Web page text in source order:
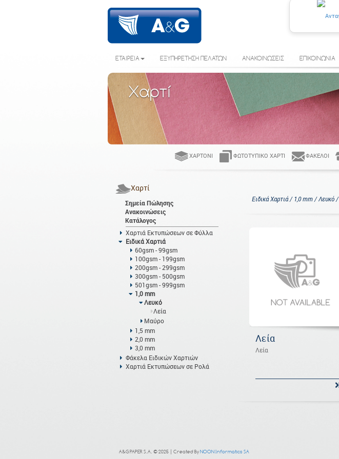
ΕΤΑΙΡΕΙΑ ΕΞΥΠΗΡΕΤΗΣΗ ΠΕΛΑΤΩΝ ΑΝΑΚΟΙΝΩΣΕΙΣ ΕΠΙΚΟΙΝΩΝΙΑ
Χαρτί
ΧΑΡΤΌΝΙ ΦΩΤΟΤΥΠΙΚΌ ΧΑΡΤΊ ΦΆΚΕΛΟΙ
Χαρτί
Σημεία Πώλησης
Ανακοινώσεις
Κατάλογος
Χαρτιά Εκτυπώσεων σε Φύλλα
Ειδικά Χαρτιά
60gsm - 99gsm
100gsm - 199gsm
200gsm - 299gsm
300gsm - 500gsm
501gsm - 999gsm
1,0 mm
Λευκό
Λεία
Μαύρο
1,5 mm
2,0 mm
3,0 mm
Φάκελα Ειδικών Χαρτιών
Χαρτιά Εκτυπώσεων σε Ρολά
Ειδικά Χαρτιά / 1,0 mm / Λευκό /
Λεία
Λεία
A&G PAPER S.A. © 2025 | Created ByNOON Informatics SA